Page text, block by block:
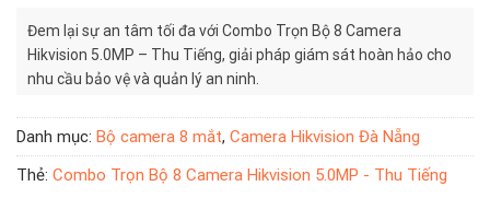
Đem lại sự an tâm tối đa với Combo Trọn Bộ 8 Camera
Hikvision 5.0MP – Thu Tiếng, giải pháp giám sát hoàn hảo cho
nhu cầu bảo vệ và quản lý an ninh.
Danh mục: Bộ camera 8 mắt, Camera Hikvision Đà Nẵng
Thẻ: Combo Trọn Bộ 8 Camera Hikvision 5.0MP - Thu Tiếng